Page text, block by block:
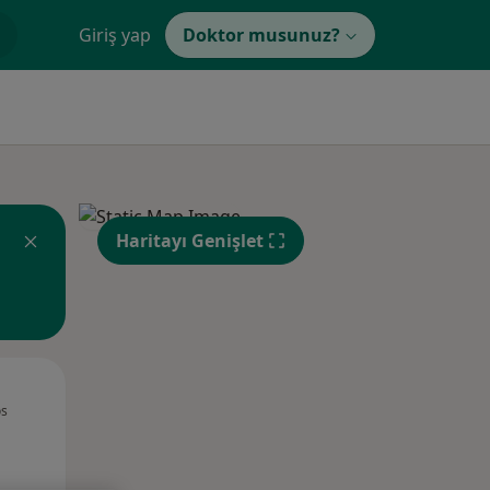
Giriş yap Doktor musunuz?
Haritayı Genişlet